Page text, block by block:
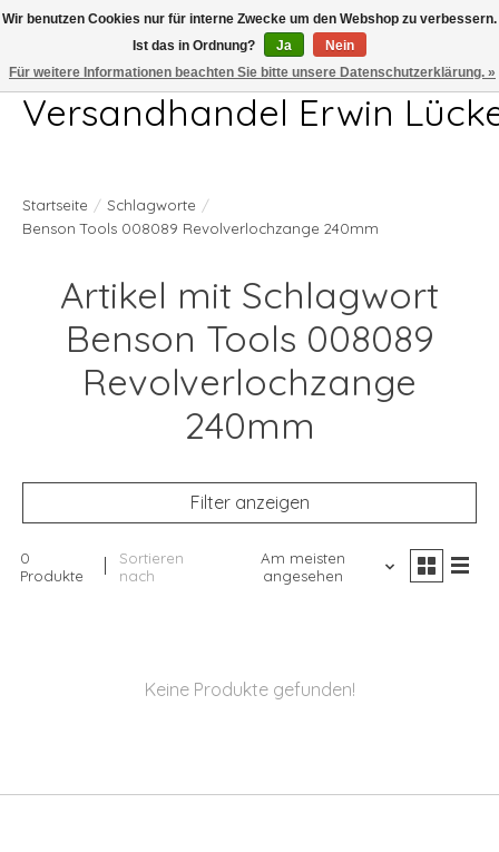
Telefon 04407 715872 MO-DO 7.00-17.00Uhr FR 7.00-13.00Uhr
Versandhandel Erwin
Startseite / Schlagworte /
Benson Tools 008089 Revolverlochzange 240mm
Artikel mit Schlagwort
Benson Tools 008089
Revolverlochzange
240mm
Filter anzeigen
0
Produkte
Sortieren
nach
Am meisten
angesehen
Keine Produkte gefunden!
Wir benutzen Cookies nur für interne Zwecke um den Webshop zu verbessern.
Ist das in Ordnung?
Ja
Nein
Für weitere Informationen beachten Sie bitte unsere Datenschutzerklärung. »